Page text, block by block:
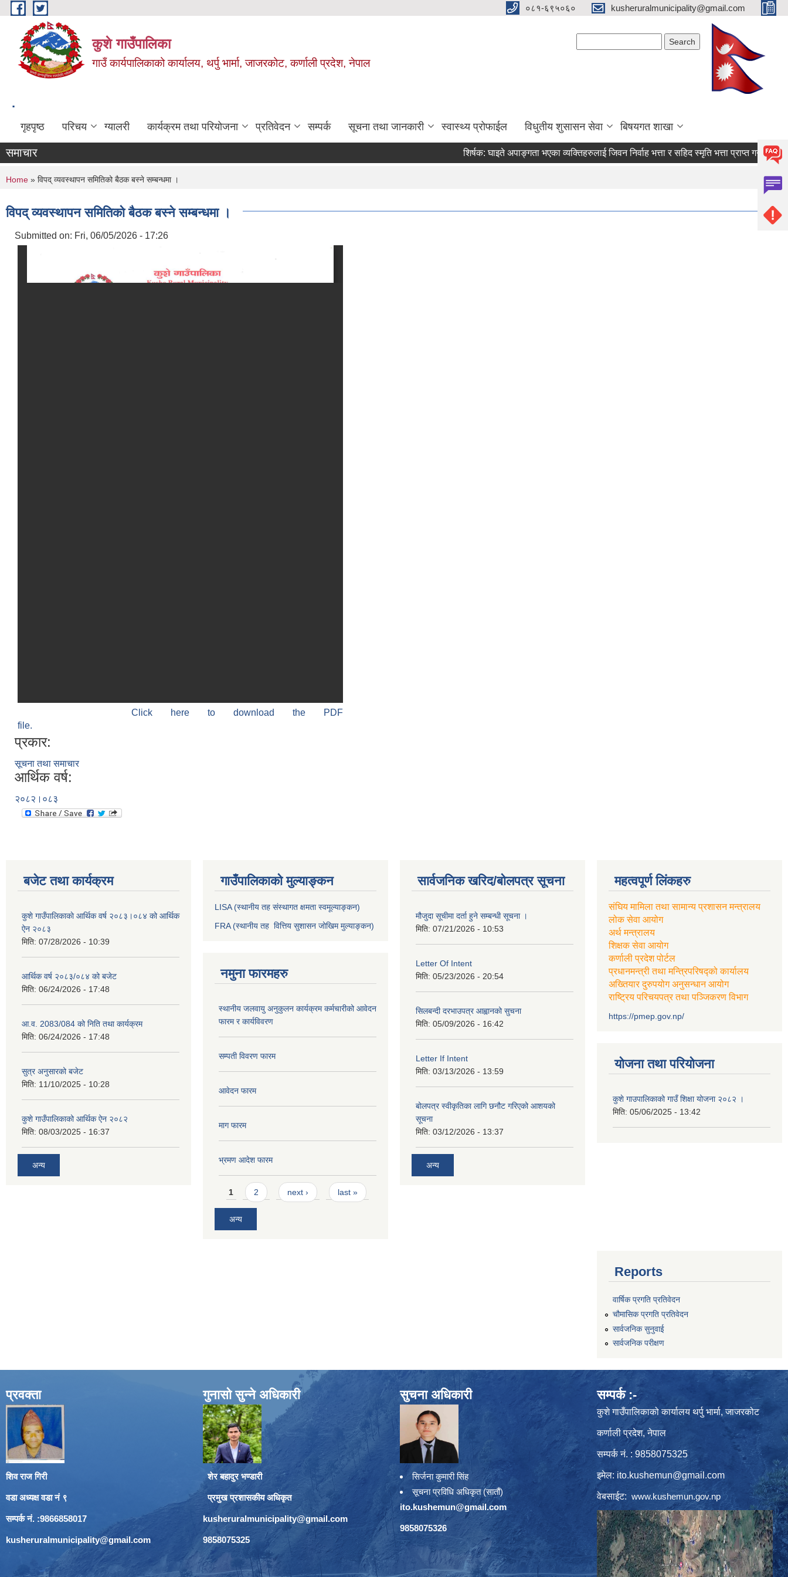
Skip to main content ०८१-६९५०६० kusheruralmunicipality@gmail.com
कुशे गाउँपालिका
गाउँ कार्यपालिकाको कार्यालय, थर्पु भार्मा, जाजरकोट, कर्णाली प्रदेश, नेपाल
.
गृहपृष्ठ परिचय ग्यालरी कार्यक्रम तथा परियोजना प्रतिवेदन सम्पर्क सूचना तथा जानकारी स्वास्थ्य प्रोफाईल विधुतीय शुसासन सेवा बिषयगत शाखा
समाचार घाइते अपाङ्गता भएका व्यक्तिहरुलाई जिवन निर्वाह भत्ता र सहिद स्मृति भत्ता प्राप्त गर्नका लागि
You are here
Home » विपद् व्यवस्थापन समितिको बैठक बस्ने सम्बन्धमा ।
विपद् व्यवस्थापन समितिको बैठक बस्ने सम्बन्धमा ।
Submitted on: Fri, 06/05/2026 - 17:26
Click here to download the PDF
file.
प्रकार:
सूचना तथा समाचार
आर्थिक वर्ष:
२०८२।०८३
बजेट तथा कार्यक्रम
कुशे गाउँपालिकाकाे आर्थिक वर्ष २०८३।०८४ को आर्थिक
ऐन २०८३
मिति: 07/28/2026 - 10:39
आर्थिक वर्ष २०८३/०८४ को बजेट
मिति: 06/24/2026 - 17:48
आ.व. 2083/084 को निति तथा कार्यक्रम
मिति: 06/24/2026 - 17:48
सुत्र अनुसारको बजेट
मिति: 11/10/2025 - 10:28
कुशे गाउँपालिकाको आर्थिक ऐन २०८२
मिति: 08/03/2025 - 16:37
अन्य
गाउँपालिकाको मुल्याङ्कन
LISA (स्थानीय तह संस्थागत क्षमता स्वमूल्याङ्कन)
FRA (स्थानीय तह वित्तिय सुशासन जोखिम मुल्याङ्कन)
नमुना फारमहरु
स्थानीय जलवायु अनुकुलन कार्यक्रम कर्मचारीको आवेदन
फारम र कार्यविवरण
सम्पती विवरण फारम
आवेदन फारम
माग फारम
भ्रमण आदेश फारम
Pages
1 2 next › last »
अन्य
सार्वजनिक खरिद/बोलपत्र सूचना
मौजुदा सूचीमा दर्ता हुने सम्बन्धी सूचना ।
मिति: 07/21/2026 - 10:53
Letter Of Intent
मिति: 05/23/2026 - 20:54
सिलबन्दी दरभाउपत्र आह्वानको सुचना
मिति: 05/09/2026 - 16:42
Letter If Intent
मिति: 03/13/2026 - 13:59
बोलपत्र स्वीकृतिका लागि छनौट गरिएको आशयको
सूचना
मिति: 03/12/2026 - 13:37
अन्य
महत्वपूर्ण लिंकहरु
संघिय मामिला तथा सामान्य प्रशासन मन्त्रालय
लोक सेवा आयोग
अर्थ मन्त्रालय
शिक्षक सेवा आयोग
कर्णाली प्रदेश पोर्टल
प्रधानमन्त्री तथा मन्त्रिपरिषद्को कार्यालय
अख्तियार दुरुपयोग अनुसन्धान आयोग
राष्ट्रिय परिचयपत्र तथा पञ्जिकरण विभाग
https://pmep.gov.np/
योजना तथा परियोजना
कुशे गाउपालिकाको गाउँ शिक्षा योजना २०८२ ।
मिति: 05/06/2025 - 13:42
Reports
वार्षिक प्रगति प्रतिवेदन
चौमासिक प्रगति प्रतिवेदन
सार्वजनिक सुनुवाई
सार्वजनिक परीक्षण
प्रवक्ता
शिव राज गिरी
वडा अध्यक्ष वडा नं ९
सम्पर्क नं. :9866858017
kusheruralmunicipality@gmail.com
गुनासो सुन्ने अधिकारी
शेर बहादुर भण्डारी
प्रमुख प्रशासकीय अधिकृत
kusheruralmunicipality@gmail.com
9858075325
सुचना अधिकारी
सिर्जना कुमारी सिंह
सूचना प्रविधि अधिकृत (सातौं)
ito.kushemun@gmail.com
9858075326
सम्पर्क :-
कुशे गाउँपालिकाको कार्यालय थर्पु भार्मा, जाजरकोट
कर्णाली प्रदेश, नेपाल
सम्पर्क नं. : 9858075325
इमेल: ito.kushemun@gmail.com
वेबसाईट: www.kushemun.gov.np